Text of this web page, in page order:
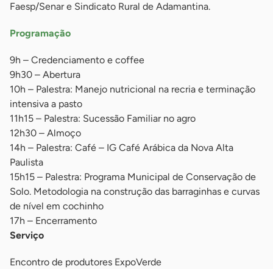
Faesp/Senar e Sindicato Rural de Adamantina.
Programação
9h – Credenciamento e coffee
9h30 – Abertura
10h – Palestra: Manejo nutricional na recria e terminação
intensiva a pasto
11h15 – Palestra: Sucessão Familiar no agro
12h30 – Almoço
14h – Palestra: Café – IG Café Arábica da Nova Alta
Paulista
15h15 – Palestra: Programa Municipal de Conservação de
Solo. Metodologia na construção das barraginhas e curvas
de nível em cochinho
17h – Encerramento
Serviço
Encontro de produtores ExpoVerde